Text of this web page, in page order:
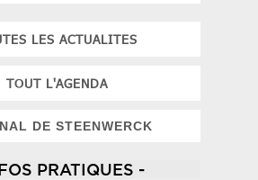
LES ACTUALITES
TOUT L'AGENDA
DE STEENWERCK
PRATIQUES -